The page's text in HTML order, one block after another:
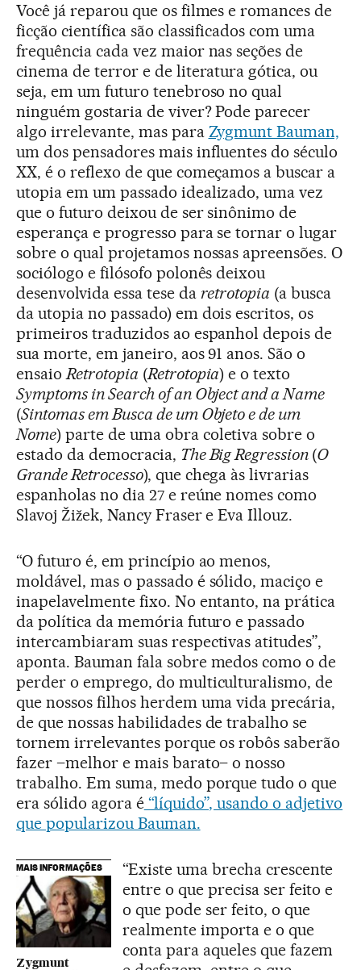
Você já reparou que os filmes e romances de
ficção científica são classificados com uma
frequência cada vez maior nas seções de
cinema de terror e de literatura gótica, ou
seja, em um futuro tenebroso no qual
ninguém gostaria de viver? Pode parecer
algo irrelevante, mas para Zygmunt Bauman,
um dos pensadores mais influentes do século
XX, é o reflexo de que começamos a buscar a
utopia em um passado idealizado, uma vez
que o futuro deixou de ser sinônimo de
esperança e progresso para se tornar o lugar
sobre o qual projetamos nossas apreensões. O
sociólogo e filósofo polonês deixou
desenvolvida essa tese da retrotopia (a busca
da utopia no passado) em dois escritos, os
primeiros traduzidos ao espanhol depois de
sua morte, em janeiro, aos 91 anos. São o
ensaioRetrotopia (Retrotopia) e o texto
Symptoms in Search of an Object and a Name
(Sintomas em Busca de um Objeto e de um
Nome) parte de uma obra coletiva sobre o
estado da democracia, The Big Regression (O
Grande Retrocesso), que chega às livrarias
espanholas no dia 27 e reúne nomes como
Slavoj Žižek, Nancy Fraser e Eva Illouz.
“O futuro é, em princípio ao menos,
moldável, mas o passado é sólido, maciço e
inapelavelmente fixo. No entanto, na prática
da política da memória futuro e passado
intercambiaram suas respectivas atitudes”,
aponta. Bauman fala sobre medos como o de
perder o emprego, do multiculturalismo, de
que nossos filhos herdem uma vida precária,
de que nossas habilidades de trabalho se
tornem irrelevantes porque os robôs saberão
fazer –melhor e mais barato– o nosso
trabalho. Em suma, medo porque tudo o que
era sólido agora é“líquido”, usando o adjetivo
que popularizou Bauman.
MAIS INFORMAÇÕES
Zygmunt
“Existe uma brecha crescente
entre o que precisa ser feito e
o que pode ser feito, o que
realmente importa e o que
conta para aqueles que fazem